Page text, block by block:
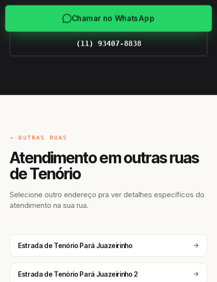
Chamar no WhatsApp
(11) 93407-8838
→ OUTRAS RUAS
Atendimento em outras ruas
de Tenório
Selecione outro endereço pra ver detalhes específicos do
atendimento na sua rua.
Estrada de Tenório Pará Juazeirinho
Estrada de Tenório Pará Juazeirinho 2